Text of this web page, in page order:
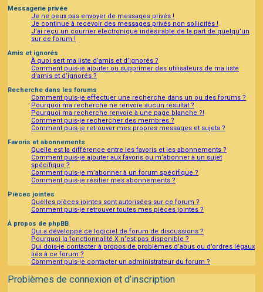
Messagerie privée
Je ne peux pas envoyer de messages privés !
Je continue à recevoir des messages privés non sollicités !
J’ai reçu un courrier électronique indésirable de la part de quelqu’un
sur ce forum !
Amis et ignorés
À quoi sert ma liste d’amis et d’ignorés ?
Comment puis-je ajouter ou supprimer des utilisateurs de ma liste
d’amis et d’ignorés ?
Recherche dans les forums
Comment puis-je effectuer une recherche dans un ou des forums ?
Pourquoi ma recherche ne renvoie aucun résultat ?
Pourquoi ma recherche renvoie à une page blanche ?!
Comment puis-je rechercher des membres ?
Comment puis-je retrouver mes propres messages et sujets ?
Favoris et abonnements
Quelle est la différence entre les favoris et les abonnements ?
Comment puis-je ajouter aux favoris ou m’abonner à un sujet
spécifique ?
Comment puis-je m’abonner à un forum spécifique ?
Comment puis-je résilier mes abonnements ?
Pièces jointes
Quelles pièces jointes sont autorisées sur ce forum ?
Comment puis-je retrouver toutes mes pièces jointes ?
À propos de phpBB
Qui a développé ce logiciel de forum de discussions ?
Pourquoi la fonctionnalité X n’est pas disponible ?
Qui dois-je contacter à propos de problèmes d’abus ou d’ordres légaux
liés à ce forum ?
Comment puis-je contacter un administrateur du forum ?
Problèmes de connexion et d’inscription